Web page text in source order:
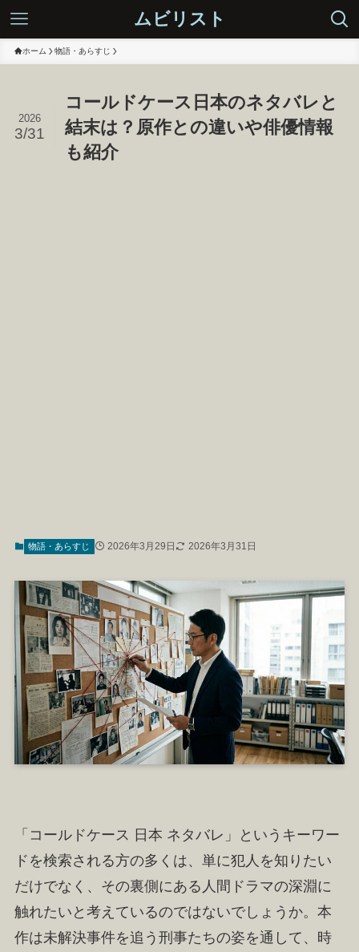
ムビリスト
ホーム 物語・あらすじ
コールドケース日本のネタバレと
結末は？原作との違いや俳優情報
も紹介
2026
3/31
物語・あらすじ 2026年3月29日 2026年3月31日
「コールドケース 日本 ネタバレ」というキーワー
ドを検索される方の多くは、単に犯人を知りたい
だけでなく、その裏側にある人間ドラマの深淵に
触れたいと考えているのではないでしょうか。本
作は未解決事件を追う刑事たちの姿を通して、時